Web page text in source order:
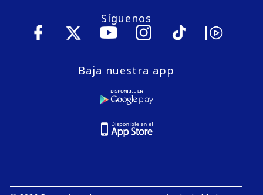
Síguenos
Baja nuestra app